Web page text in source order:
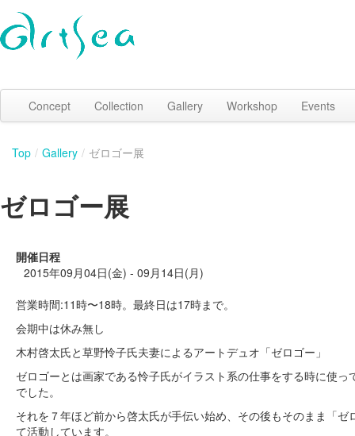
Concept Collection Gallery Workshop Events
Top / Gallery / ゼロゴー展
ゼロゴー展
開催日程
2015年09月04日(金) - 09月14日(月)
営業時間:11時〜18時。最終日は17時まで。
会期中は休み無し
木村啓太氏と草野怜子氏夫妻によるアートデュオ「ゼロゴー」
ゼロゴーとは画家である怜子氏がイラスト系の仕事をする時に使っ
でした。
それを７年ほど前から啓太氏が手伝い始め、その後もそのまま「ゼ
て活動しています。